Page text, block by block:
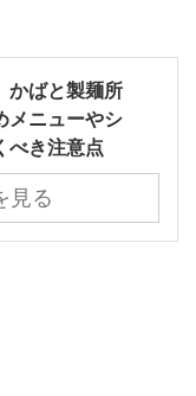
かばと製麺所
メニューやシ
べき注意点
見る